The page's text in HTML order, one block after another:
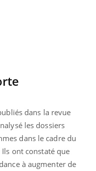
dans la revue
les dossiers
dans le cadre du
ont constaté que
à augmenter de